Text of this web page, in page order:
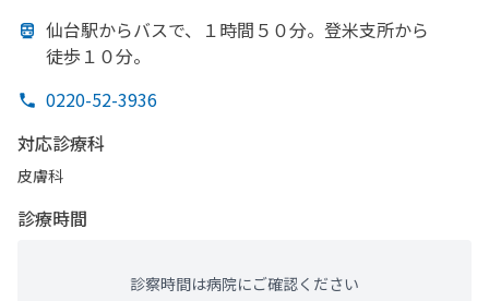
仙台駅からバスで、 １時間５０分。 登米支所から
徒歩１０分。
0220-52-3936
対応診療科
皮膚科
診療時間
診察時間は病院にご確認ください